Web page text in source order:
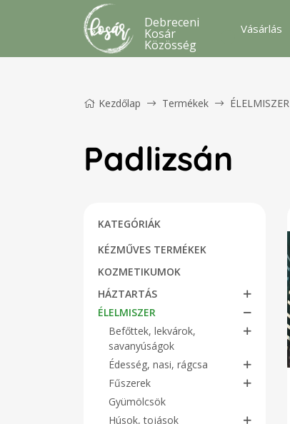
Debreceni
Kosár
Közösség
Vásárlás
Kezdőlap Termékek ÉLELMISZER
Padlizsán
KATEGÓRIÁK
KÉZMŰVES TERMÉKEK
KOZMETIKUMOK
HÁZTARTÁS
ÉLELMISZER
Befőttek, lekvárok,
savanyúságok
Édesség, nasi, rágcsa
Fűszerek
Gyümölcsök
Húsok, tojások